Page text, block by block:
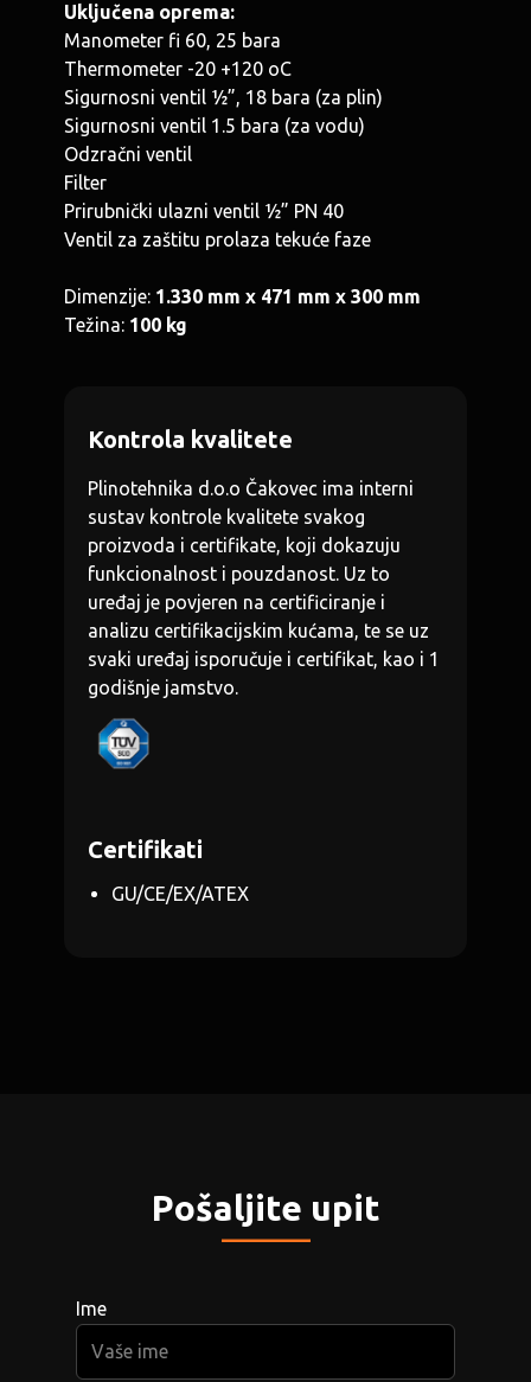
Uključena oprema:
Manometer fi 60, 25 bara
Thermometer -20 +120 oC
Sigurnosni ventil ½”, 18 bara (za plin)
Sigurnosni ventil 1.5 bara (za vodu)
Odzračni ventil
Filter
Prirubnički ulazni ventil ½” PN 40
Ventil za zaštitu prolaza tekuće faze
Dimenzije: 1.330 mm x 471 mm x 300 mm
Težina: 100 kg
Kontrola kvalitete
Plinotehnika d.o.o Čakovec ima interni
sustav kontrole kvalitete svakog
proizvoda i certifikate, koji dokazuju
funkcionalnost i pouzdanost. Uz to
uređaj je povjeren na certificiranje i
analizu certifikacijskim kućama, te se uz
svaki uređaj isporučuje i certifikat, kao i 1
godišnje jamstvo.
Certifikati
GU/CE/EX/ATEX
Pošaljite upit
_____
Ime